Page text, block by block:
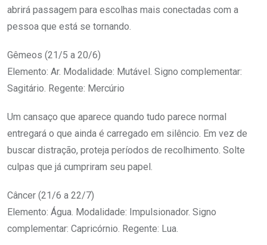
abrirá passagem para escolhas mais conectadas com a
pessoa que está se tornando.
Gêmeos (21/5 a 20/6)
Elemento: Ar. Modalidade: Mutável. Signo complementar:
Sagitário. Regente: Mercúrio
Um cansaço que aparece quando tudo parece normal
entregará o que ainda é carregado em silêncio. Em vez de
buscar distração, proteja períodos de recolhimento. Solte
culpas que já cumpriram seu papel.
Câncer (21/6 a 22/7)
Elemento: Água. Modalidade: Impulsionador. Signo
complementar: Capricórnio. Regente: Lua.